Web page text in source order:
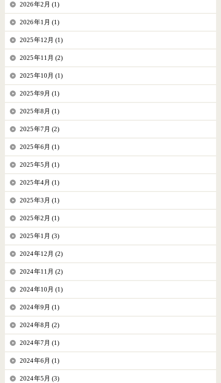
2026年2月 (1)
2026年1月 (1)
2025年12月 (1)
2025年11月 (2)
2025年10月 (1)
2025年9月 (1)
2025年8月 (1)
2025年7月 (2)
2025年6月 (1)
2025年5月 (1)
2025年4月 (1)
2025年3月 (1)
2025年2月 (1)
2025年1月 (3)
2024年12月 (2)
2024年11月 (2)
2024年10月 (1)
2024年9月 (1)
2024年8月 (2)
2024年7月 (1)
2024年6月 (1)
2024年5月 (3)